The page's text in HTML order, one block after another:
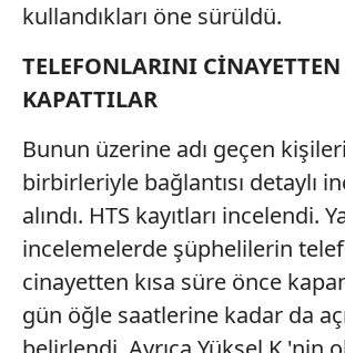
kullandıkları öne sürüldü.
TELEFONLARINI CİNAYETTEN
KAPATTILAR
Bunun üzerine adı geçen
birbirleriyle bağlantısı detaylı
alındı. HTS kayıtları incelendi.
incelemelerde şüphelilerin
cinayetten kısa süre önce
gün öğle saatlerine kadar da